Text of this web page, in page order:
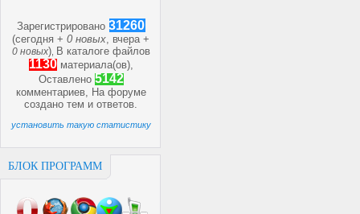
Зарегистрировано 31260
(сегодня +0 новых, вчера +
0 новых) В каталоге файлов
1130 материала(ов),
Оставлено 5142
комментариев, На форуме
созданотем иответов.
установить такую статистику
БЛОК ПРОГРАММ